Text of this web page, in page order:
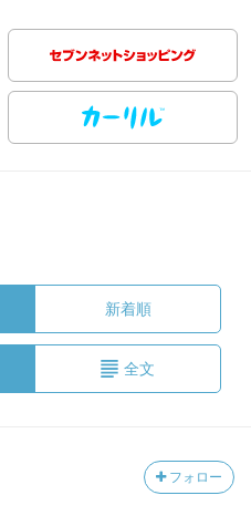
新着順
全文
フォロー